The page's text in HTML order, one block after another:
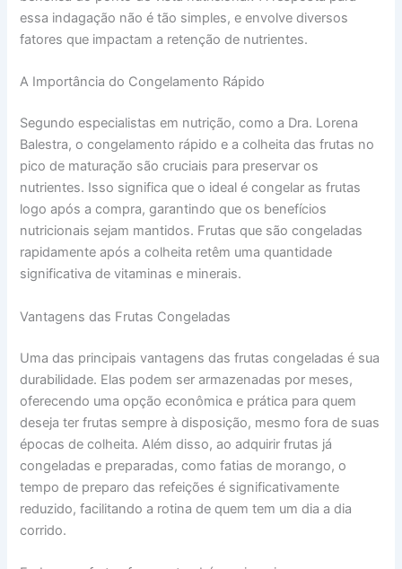
essa indagação não é tão simples, e envolve diversos
fatores que impactam a retenção de nutrientes.
A Importância do Congelamento Rápido
Segundo especialistas em nutrição, como a Dra. Lorena
Balestra, o congelamento rápido e a colheita das frutas no
pico de maturação são cruciais para preservar os
nutrientes. Isso significa que o ideal é congelar as frutas
logo após a compra, garantindo que os benefícios
nutricionais sejam mantidos. Frutas que são congeladas
rapidamente após a colheita retêm uma quantidade
significativa de vitaminas e minerais.
Vantagens das Frutas Congeladas
Uma das principais vantagens das frutas congeladas é sua
durabilidade. Elas podem ser armazenadas por meses,
oferecendo uma opção econômica e prática para quem
deseja ter frutas sempre à disposição, mesmo fora de suas
épocas de colheita. Além disso, ao adquirir frutas já
congeladas e preparadas, como fatias de morango, o
tempo de preparo das refeições é significativamente
reduzido, facilitando a rotina de quem tem um dia a dia
corrido.